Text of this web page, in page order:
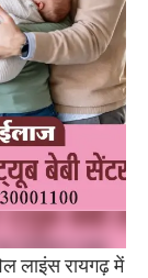
रायगढ़ में